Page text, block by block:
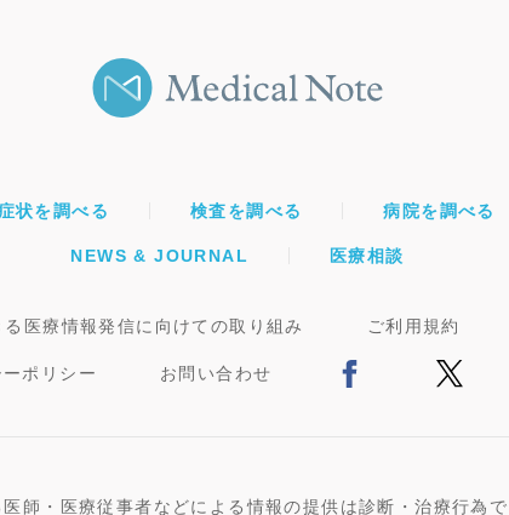
状を調べる 検査を調べる 病院を調べる
NEWS & JOURNAL 医療相談
る医療情報発信に向けての取り組み ご利用規約
ポリシー お問い合わせ
師・医療従事者などによる情報の提供は診断・治療行為